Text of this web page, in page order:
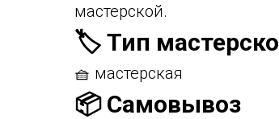
мастерской.
🏷️ Тип
🧺 мастерская
📦 Самовывоз